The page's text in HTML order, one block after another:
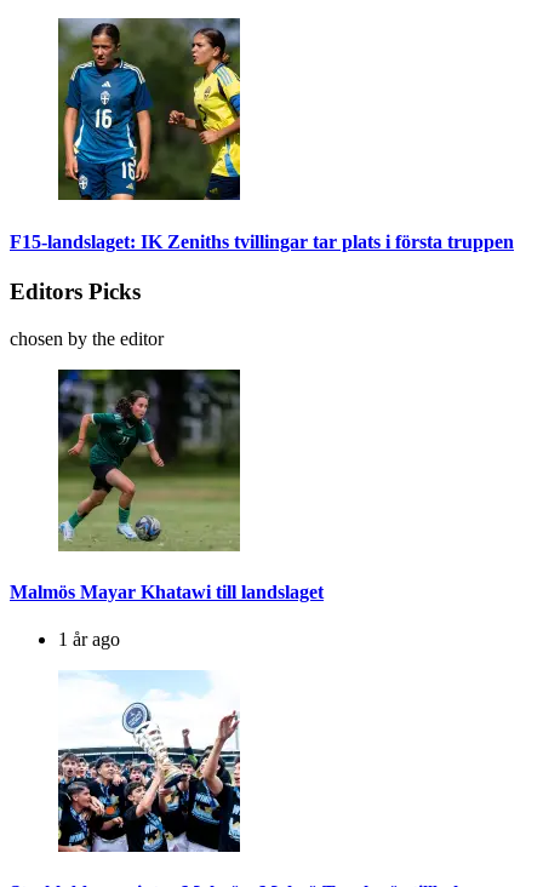
F15-landslaget: IK Zeniths tvillingar tar plats i första truppen
Editors Picks
chosen by the editor
Malmös Mayar Khatawi till landslaget
1 år ago